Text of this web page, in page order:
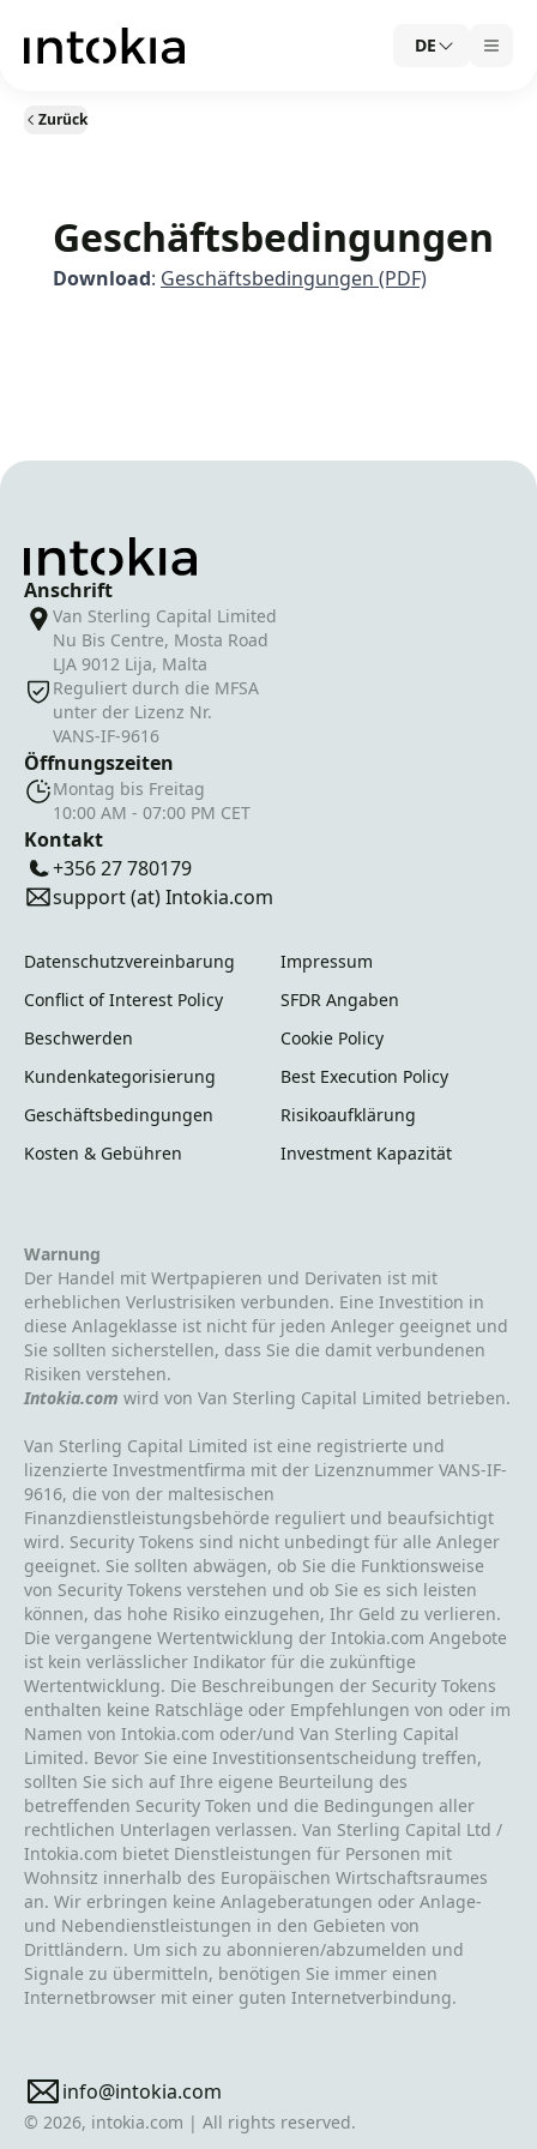
DE
Zurück
Geschäftsbedingungen
Download: Geschäftsbedingungen (PDF)
Anschrift
Van Sterling Capital Limited
Nu Bis Centre, Mosta Road
LJA 9012 Lija, Malta
Reguliert durch die MFSA
unter der Lizenz Nr.
VANS-IF-9616
Öffnungszeiten
Montag bis Freitag
10:00 AM - 07:00 PM CET
Kontakt
+356 27 780179
support (at) Intokia.com
Datenschutzvereinbarung
Impressum
Conflict of Interest Policy
SFDR Angaben
Beschwerden
Cookie Policy
Kundenkategorisierung
Best Execution Policy
Geschäftsbedingungen
Risikoaufklärung
Kosten & Gebühren
Investment Kapazität
Warnung
Der Handel mit Wertpapieren und Derivaten ist mit
erheblichen Verlustrisiken verbunden. Eine Investition in
diese Anlageklasse ist nicht für jeden Anleger geeignet und
Sie sollten sicherstellen, dass Sie die damit verbundenen
Risiken verstehen.
Intokia.com wird von Van Sterling Capital Limited betrieben.
Van Sterling Capital Limited ist eine registrierte und
lizenzierte Investmentfirma mit der Lizenznummer VANS-IF-
9616, die von der maltesischen
Finanzdienstleistungsbehörde reguliert und beaufsichtigt
wird. Security Tokens sind nicht unbedingt für alle Anleger
geeignet. Sie sollten abwägen, ob Sie die Funktionsweise
von Security Tokens verstehen und ob Sie es sich leisten
können, das hohe Risiko einzugehen, Ihr Geld zu verlieren.
Die vergangene Wertentwicklung der Intokia.com Angebote
ist kein verlässlicher Indikator für die zukünftige
Wertentwicklung. Die Beschreibungen der Security Tokens
enthalten keine Ratschläge oder Empfehlungen von oder im
Namen von Intokia.com oder/und Van Sterling Capital
Limited. Bevor Sie eine Investitionsentscheidung treffen,
sollten Sie sich auf Ihre eigene Beurteilung des
betreffenden Security Token und die Bedingungen aller
rechtlichen Unterlagen verlassen. Van Sterling Capital Ltd /
Intokia.com bietet Dienstleistungen für Personen mit
Wohnsitz innerhalb des Europäischen Wirtschaftsraumes
an. Wir erbringen keine Anlageberatungen oder Anlage-
und Nebendienstleistungen in den Gebieten von
Drittländern. Um sich zu abonnieren/abzumelden und
Signale zu übermitteln, benötigen Sie immer einen
Internetbrowser mit einer guten Internetverbindung.
info@intokia.com
© 2026, intokia.com | All rights reserved.